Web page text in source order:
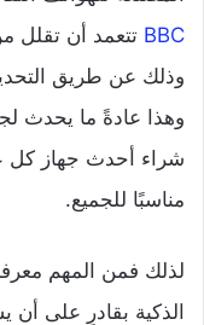
BBC تتعمد أن تقلل
وذلك عن طريق
وهذا عادةً ما يحدث
شراء أحدث جهاز كل
مناسبًا للجميع.
لذلك فمن المهم
الذكية بقادرٍ على